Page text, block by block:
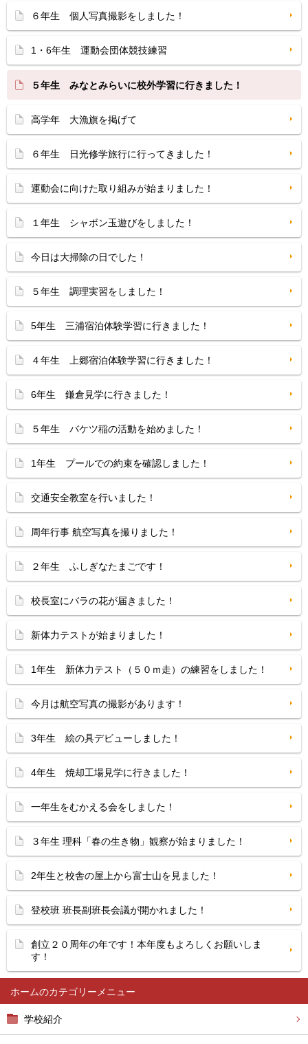
ホーム
学校紹介
６年生 個人写真撮影をしました！
1・6年生 運動会団体競技練習
５年生 みなとみらいに校外学習に行きました！
高学年 大漁旗を掲げて
６年生 日光修学旅行に行ってきました！
運動会に向けた取り組みが始まりました！
１年生 シャボン玉遊びをしました！
今日は大掃除の日でした！
５年生 調理実習をしました！
5年生 三浦宿泊体験学習に行きました！
４年生 上郷宿泊体験学習に行きました！
6年生 鎌倉見学に行きました！
５年生 バケツ稲の活動を始めました！
1年生 プールでの約束を確認しました！
交通安全教室を行いました！
周年行事 航空写真を撮りました！
２年生 ふしぎなたまごです！
校長室にバラの花が届きました！
新体力テストが始まりました！
1年生 新体力テスト（５０ｍ走）の練習をしました！
今月は航空写真の撮影があります！
3年生 絵の具デビューしました！
4年生 焼却工場見学に行きました！
一年生をむかえる会をしました！
３年生 理科「春の生き物」観察が始まりました！
2年生と校舎の屋上から富士山を見ました！
登校班 班長副班長会議が開かれました！
創立２０周年の年です！本年度もよろしくお願いしま
す！